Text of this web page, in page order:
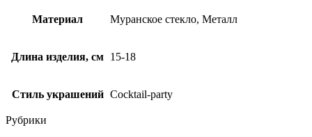
Материал Муранское стекло, Металл
Длина изделия, см 15-18
Стиль украшений Cocktail-party
Рубрики